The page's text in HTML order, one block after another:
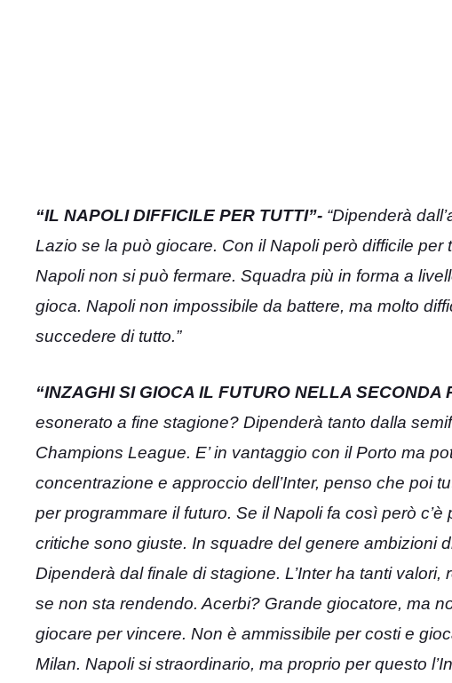
“IL NAPOLI DIFFICILE PER TUTTI”- “Dipenderà
Lazio se la può giocare. Con il Napoli però difficile per
Napoli non si può fermare. Squadra più in forma a
gioca. Napoli non impossibile da battere, ma molto
succedere di tutto.”
“INZAGHI SI GIOCA IL FUTURO NELLA SECONDA
esonerato a fine stagione? Dipenderà tanto dalla
Champions League. E’ in vantaggio con il Porto ma
concentrazione e approccio dell’Inter, penso che poi
per programmare il futuro. Se il Napoli fa così però
critiche sono giuste. In squadre del genere ambizioni
Dipenderà dal finale di stagione. L’Inter ha tanti
se non sta rendendo. Acerbi? Grande giocatore, ma
giocare per vincere. Non è ammissibile per costi e
Milan. Napoli si straordinario, ma proprio per questo